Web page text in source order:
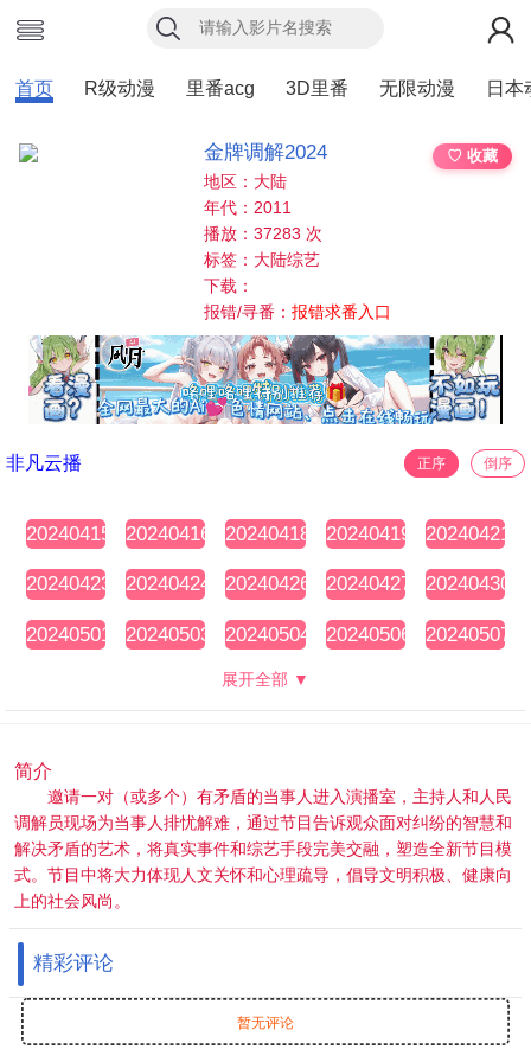
首页 R级动漫 里番acg 3D里番 无限动漫 日本
金牌调解2024
♡ 收藏
地区：大陆
年代：2011
播放：37283 次
标签：大陆综艺
下载：
报错/寻番：报错求番入口
非凡云播 正序 倒序
20240415
期
20240416
期
20240418
期
20240419
期
20240421
期
20240423
20240424
20240426
20240427
20240430
20240501
20240503
20240504
20240506
20240507
展开全部 ▼
简介
邀请一对（或多个）有矛盾的当事人进入演播室，主持人和人民
调解员现场为当事人排忧解难，通过节目告诉观众面对纠纷的智慧和
解决矛盾的艺术，将真实事件和综艺手段完美交融，塑造全新节目模
式。节目中将大力体现人文关怀和心理疏导，倡导文明积极、健康向
上的社会风尚。
精彩评论
暂无评论